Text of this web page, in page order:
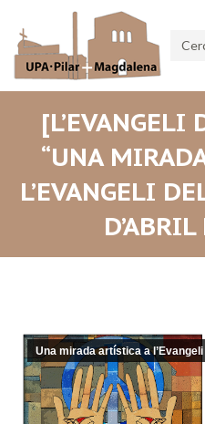
[L’EVANGELI
“UNA
L’EVANGELI
Una mirada artística a